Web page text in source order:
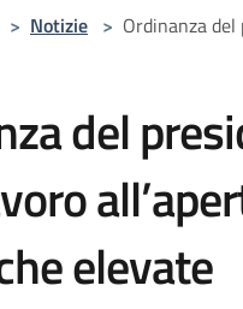
> Notizie > Ordinanza
del
elevate